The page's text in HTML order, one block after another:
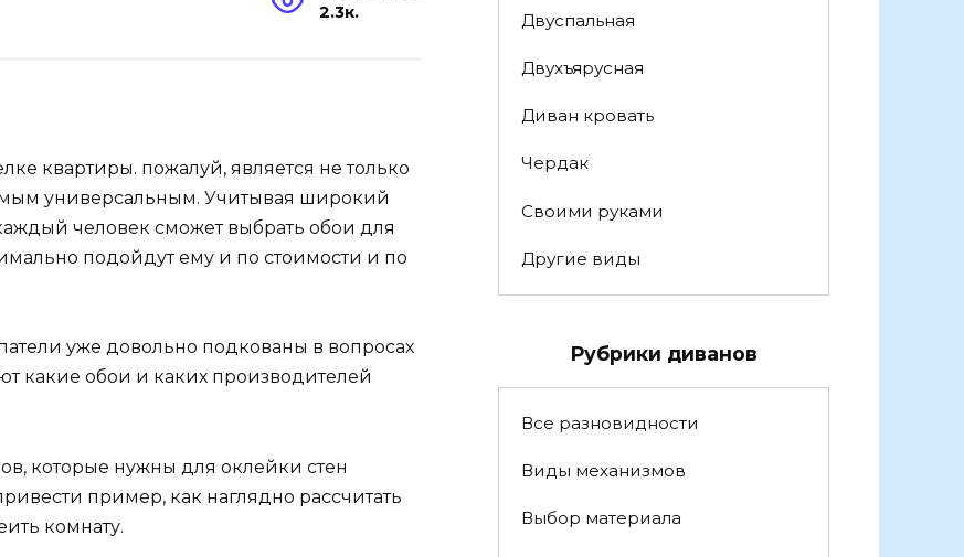
2.3к.
квартиры. пожалуй, является не только
универсальным. Учитывая широкий
человек сможет выбрать обои для
подойдут ему и по стоимости и по
уже довольно подкованы в вопросах
какие обои и каких производителей
которые нужны для оклейки стен
пример, как наглядно рассчитать
комнату.
Двуспальная
Двухъярусная
Диван кровать
Чердак
Своими руками
Другие виды
Рубрики диванов
Все разновидности
Виды механизмов
Выбор материала